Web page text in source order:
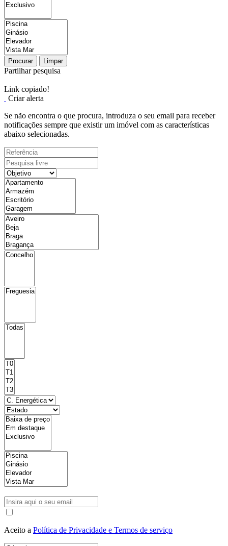
Procurar Limpar
Partilhar pesquisa
Link copiado!
Criar alerta
Se não encontra o que procura, introduza o seu email para receber
notificações sempre que existir um imóvel com as características
abaixo selecionadas.
Aceito a Política de Privacidade e Termos de serviço